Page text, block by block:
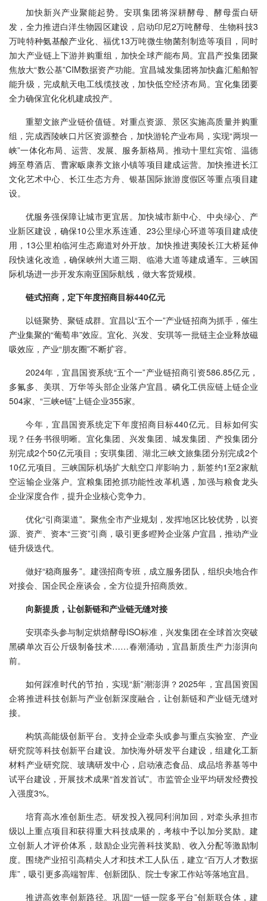
加快新兴产业聚能起势。安琪集团将深耕酵母、酵母蛋白研
发，全力推进白洋生物园区建设，启动印尼2万吨酵母、生物科技3
万吨特种氨基酸产业化、福优13万吨微生物菌剂制造等项目，同时
加大产业链上下游并购重组，加快全球产能布局。宜昌产投集团聚
焦放大“数公基”CIM数据资产功能。宜昌城发集团将加快鑫汇船舶智
能升级，完成航天电工线缆技改，加快低空经济布局。宜化集团要
全力确保宜化化机建成投产。
重塑文旅产业链价值链。对重点资源、景区实施高质量并购重
组，完成西陵峡口片区资源整合，加快游轮产业布局，实现“两坝一
峡”一体化布局、运营、发展、服务新格局。推动十里红宾馆、温德
姆至尊酒店、曹家畈康养文旅小镇等项目建成运营。加快推进长江
文化艺术中心、长江生态方舟、银基国际旅游度假区等重点项目建
设。
优服务强保障让城市更宜居。加快城市新中心、中央绿心、产
业新区建设，确保10公里水系连通、23公里绿心环道等项目建成使
用，13公里柏临河生态廊道对外开放。加快推进夷陵长江大桥延伸
段快速化改造，确保峡州大道三期、临港大道等建成通车。三峡国
际机场进一步开发东南亚国际航线，做大客货规模。
链式招商，定下年度招商目标440亿元
以链聚势、聚链成群。宜昌以“五个一”产业链招商为抓手，催生
产业集聚的“葡萄串”效应。宜化、兴发、安琪等一批链主企业释放磁
吸效应，产业“朋友圈”不断扩容。
2024年，宜昌国资系统“五个一”产业链招商引资586.85亿元，
多氟多、美琪、万华等头部企业落户宜昌。磷化工供应链上链企业
504家、“三峡e链”上链企业355家。
今年，宜昌国资系统定下年度招商目标440亿元。目标如何实
现？任务书很明晰。宜化集团、兴发集团、城发集团、产投集团分
别完成2个50亿元项目；安琪集团、湖北三峡文旅集团分别完成2个
10亿元项目。三峡国际机场扩大航空口岸影响力，新签约1至2家航
空运输企业落户。宜粮集团抢抓功能性改革机遇，加强与粮食龙头
企业深度合作，提升企业核心竞争力。
优化“引商渠道”。聚焦全市产业规划，发挥地区比较优势，以资
源、资产、资本“三资”引商，吸引更多瞪羚企业落户宜昌，推动产业
链升级迭代。
做好“稳商服务”。建强招商专班，成立服务团队，组织央地合作
对接会、国企民企座谈会，全方位提升招商质效。
向新提质，让创新链和产业链无缝对接
安琪牵头参与制定烘焙酵母ISO标准，兴发集团在全球首次突破
黑磷单次百公斤级制备技术……春潮涌动，宜昌新质生产力澎湃向
前。
如何踩准时代的节拍，实现“新”潮澎湃？2025年，宜昌国资国
企将推进科技创新与产业创新深度融合，让创新链和产业链无缝对
接。
构筑高能级创新平台。支持企业牵头或参与重点实验室、产业
研究院等科技创新平台建设。加快海外研发平台建设，组建化工新
材料产业研究院、玻璃研发中心，启动液态食品、成品培养基等中
试平台建设，开展技术成果“首发首试”。市监管企业平均研发经费投
入强度3%。
培育高水准创新生态。研发投入视同利润加回，对牵头承担市
级以上重点项目和获得重大科技成果的，考核中予以加分奖励。建
立创新人才评价体系，鼓励企业完善科技奖励、收入分配等激励制
度。围绕产业招引高精尖人才和技术工人队伍，建立“百万人才数据
库”，吸引更多高端智库、创新团队、院士专家工作站等落地宜昌。
推进高效率创新路径。巩固“一链一院多平台”创新联合体，建